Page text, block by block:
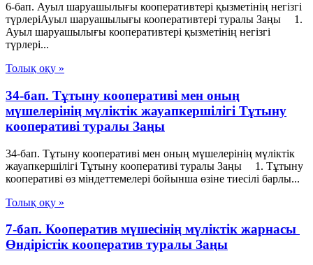
6-бап. Ауыл шаруашылығы кооперативтері қызметінің негізгі
түрлеріАуыл шаруашылығы кооперативтері туралы Заңы 1.
Ауыл шаруашылығы кооперативтері қызметінің негізгі
түрлері...
Толық оқу »
34-бап. Тұтыну кооперативi мен оның
мүшелерiнiң мүліктiк жауапкершiлiгi Тұтыну
кооперативі туралы Заңы
34-бап. Тұтыну кооперативi мен оның мүшелерiнiң мүліктiк
жауапкершiлiгi Тұтыну кооперативі туралы Заңы 1. Тұтыну
кооперативi өз мiндеттемелерi бойынша өзiне тиесiлi барлы...
Толық оқу »
7-бап. Кооператив мүшесiнiң мүлiктiк жарнасы
Өндiрiстiк кооператив туралы Заңы